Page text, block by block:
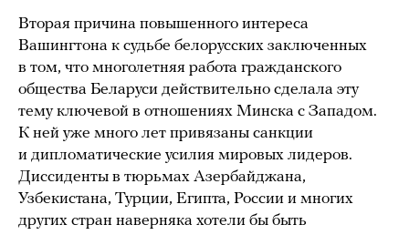
Вторая причина повышенного интереса
Вашингтона к судьбе белорусских заключенных
в том, что многолетняя работа гражданского
общества Беларуси действительно сделала эту
тему ключевой в отношениях Минска с Западом.
К ней уже много лет привязаны санкции
и дипломатические усилия мировых лидеров.
Диссиденты в тюрьмах Азербайджана,
Узбекистана, Турции, Египта, России и многих
других стран наверняка хотели бы быть